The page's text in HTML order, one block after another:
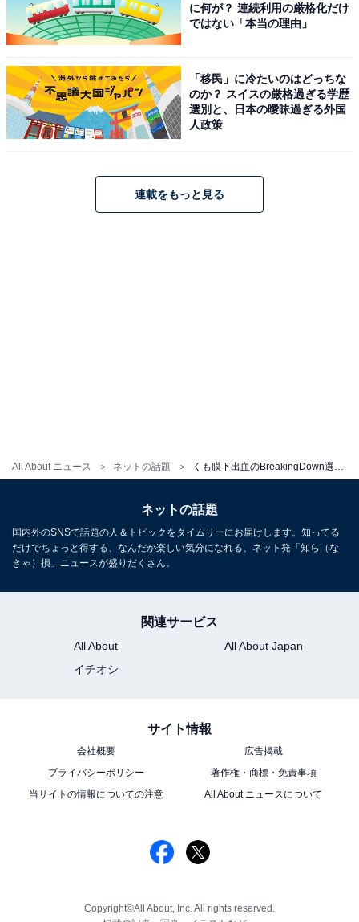
All About ニュース ネットの話題
に何が？ 連続利用の厳格化だけ
ではない「本当の理由」
「移民」に冷たいのはどっちな
のか？ スイスの厳格過ぎる学歴
選別と、日本の曖昧過ぎる外国
人政策
連載をもっと見る
ネットの話題
国内外のSNSで話題の人＆トピックをタイムリーにお届けします。知ってる
だけでちょっと得する、なんだか楽しい気分になれる、ネット発「知ら（な
きゃ）損」ニュースが盛りだくさん。
関連サービス
All About
All About Japan
イチオシ
サイト情報
会社概要
広告掲載
プライバシーポリシー
著作権・商標・免責事項
当サイトの情報についての注意
All About ニュースについて
Copyright©All About, Inc. All rights reserved.